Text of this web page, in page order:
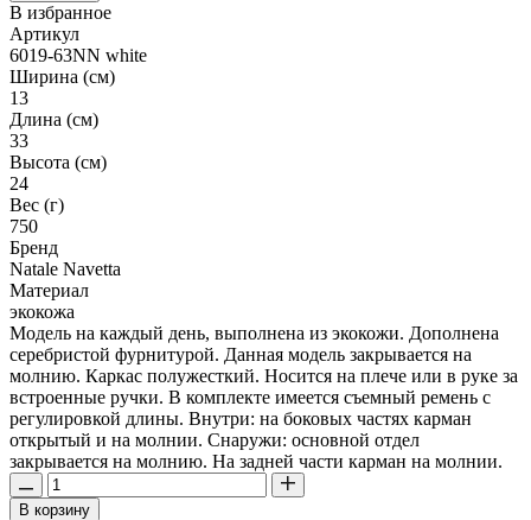
В избранное
Артикул
6019-63NN white
Ширина (см)
13
Длина (см)
33
Высота (см)
24
Вес (г)
750
Бренд
Natale Navetta
Материал
экокожа
Модель на каждый день, выполнена из экокожи. Дополнена
серебристой фурнитурой. Данная модель закрывается на
молнию. Каркас полужесткий. Носится на плече или в руке за
встроенные ручки. В комплекте имеется съемный ремень с
регулировкой длины. Внутри: на боковых частях карман
открытый и на молнии. Снаружи: основной отдел
закрывается на молнию. На задней части карман на молнии.
В корзину